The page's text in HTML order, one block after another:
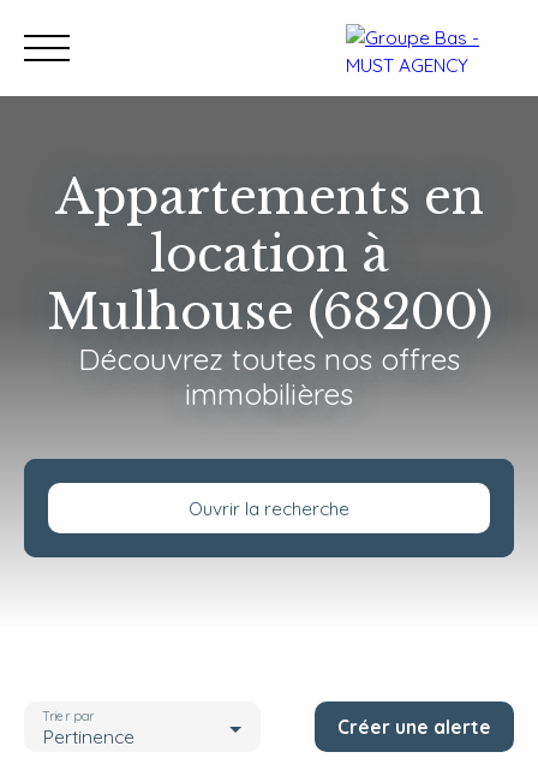
Acheter Vendre Programmes
Estimation
Appartements en
location à
Mulhouse (68200)
Découvrez toutes nos offres
immobilières
Ouvrir la recherche
Pièces max
Pertinence
Trier par Créer une alerte